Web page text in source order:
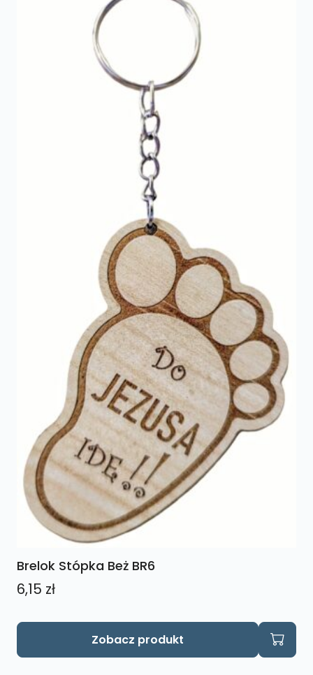
Brelok Stópka Beż BR6
6,15 zł
Zobacz produkt